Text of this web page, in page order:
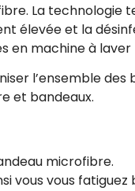
La technologie
élevée et la
en machine à laver
l’ensemble des
et bandeaux.
microfibre.
vous vous